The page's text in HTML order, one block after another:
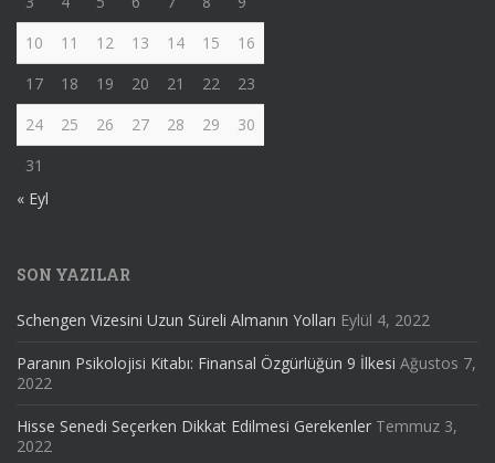
10
11 12 13 14 15
16
17
18 19 20 21 22
23
24
25 26 27 28 29
30
31
« Eyl
SON YAZILAR
Schengen Vizesini Uzun Süreli Almanın Yolları Eylül 4, 2022
Paranın Psikolojisi Kitabı: Finansal Özgürlüğün 9 İlkesi Ağustos 7,
2022
Hisse Senedi Seçerken Dikkat Edilmesi Gerekenler Temmuz 3,
2022